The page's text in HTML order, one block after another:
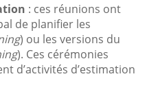
: ces réunions ont
de planifier les
) ou les versions du
). Ces cérémonies
d’activités d’estimation